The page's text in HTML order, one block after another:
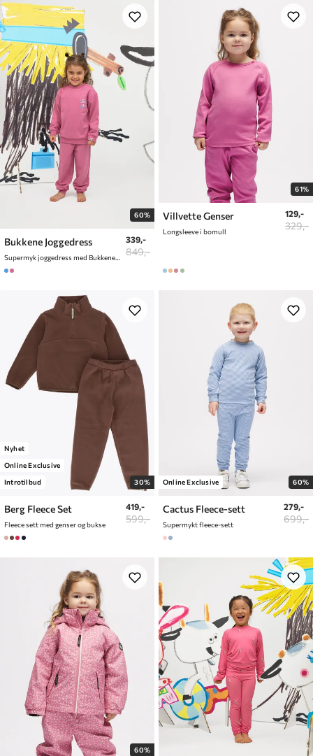
60%
Bukkene Joggedress
Supermyk joggedress med Bukkene Bruse print
339,-
849,-
61%
Villvette Genser
Longsleeve i bomull
129,-
329,-
Nyhet
Online Exclusive
Introtilbud
30%
Berg Fleece Set
Fleece sett med genser og bukse
419,-
599,-
Online Exclusive 60%
Cactus Fleece-sett
Supermykt fleece-sett
279,-
699,-
60%